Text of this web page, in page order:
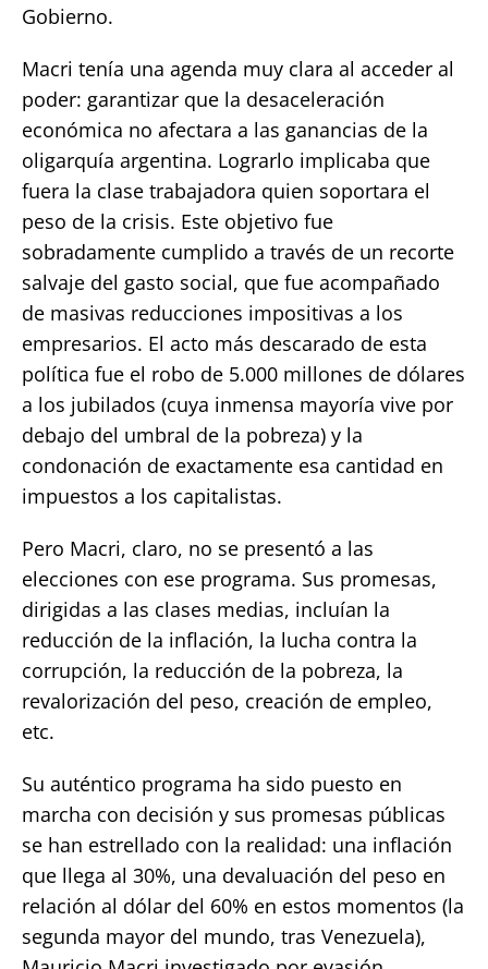
Gobierno.
Macri tenía una agenda muy clara al acceder al
poder: garantizar que la desaceleración
económica no afectara a las ganancias de la
oligarquía argentina. Lograrlo implicaba que
fuera la clase trabajadora quien soportara el
peso de la crisis. Este objetivo fue
sobradamente cumplido a través de un recorte
salvaje del gasto social, que fue acompañado
de masivas reducciones impositivas a los
empresarios. El acto más descarado de esta
política fue el robo de 5.000 millones de dólares
a los jubilados (cuya inmensa mayoría vive por
debajo del umbral de la pobreza) y la
condonación de exactamente esa cantidad en
impuestos a los capitalistas.
Pero Macri, claro, no se presentó a las
elecciones con ese programa. Sus promesas,
dirigidas a las clases medias, incluían la
reducción de la inflación, la lucha contra la
corrupción, la reducción de la pobreza, la
revalorización del peso, creación de empleo,
etc.
Su auténtico programa ha sido puesto en
marcha con decisión y sus promesas públicas
se han estrellado con la realidad: una inflación
que llega al 30%, una devaluación del peso en
relación al dólar del 60% en estos momentos (la
segunda mayor del mundo, tras Venezuela),